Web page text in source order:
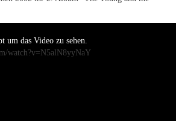
um das Video zu sehen.
watch?v=N5alN8yyNaY